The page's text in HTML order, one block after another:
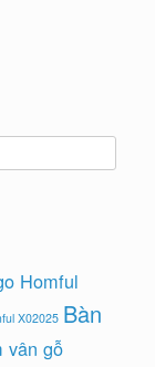
Homful
X02025 Bàn
vân gỗ